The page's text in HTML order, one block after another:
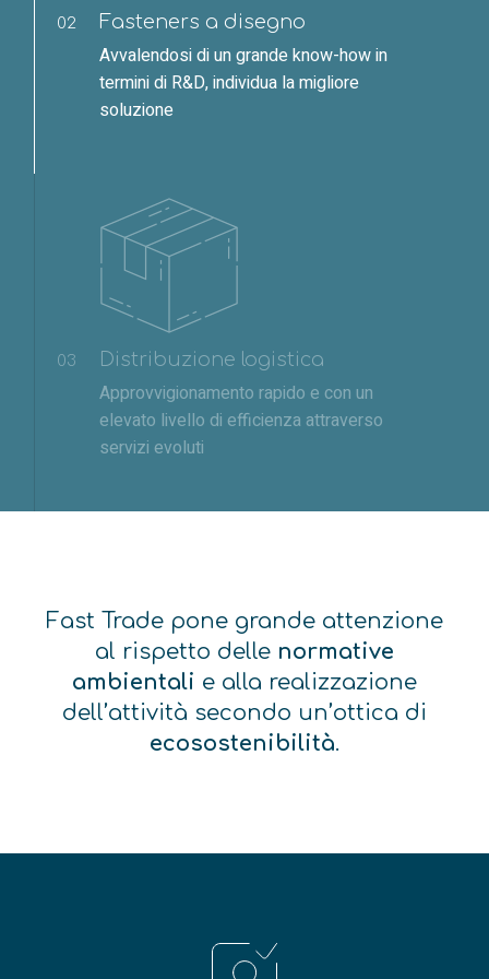
02 Fasteners a disegno
Avvalendosi di un grande know-how in
termini di R&D, individua la migliore
soluzione
03 Distribuzione logistica
Approvvigionamento rapido e con un
elevato livello di efficienza attraverso
servizi evoluti
Fast Trade pone grande attenzione
al rispetto delle normative
ambientali e alla realizzazione
dell’attività secondo un’ottica di
ecosostenibilità.